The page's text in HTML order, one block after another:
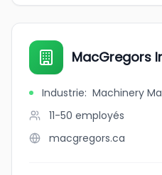
MacGregors
Industrie: Machinery
11-50 employés
macgregors.ca